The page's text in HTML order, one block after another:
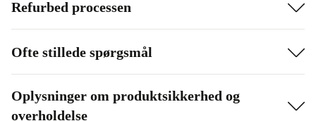
Refurbed processen
Ofte stillede spørgsmål
Oplysninger om produktsikkerhed og
overholdelse